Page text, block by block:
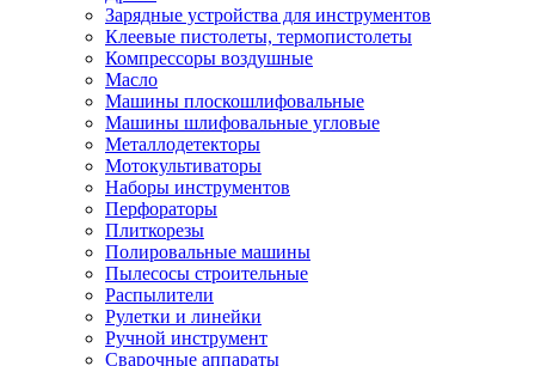
Зарядные устройства для инструментов
Клеевые пистолеты, термопистолеты
Компрессоры воздушные
Масло
Машины плоскошлифовальные
Машины шлифовальные угловые
Металлодетекторы
Мотокультиваторы
Наборы инструментов
Перфораторы
Плиткорезы
Полировальные машины
Пылесосы строительные
Распылители
Рулетки и линейки
Ручной инструмент
Сварочные аппараты